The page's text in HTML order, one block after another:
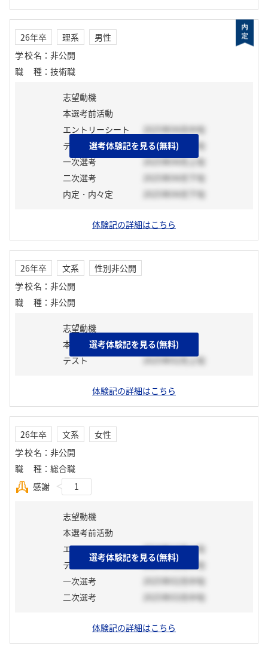
26年卒 理系
男性
学校名 ： 非公開
職種 ： 技術職
志望動機
本選考前活動
エントリーシート
2025年04月中旬
テスト
2025年04月上旬
一次選考
2025年04月上旬
二次選考
2025年04月下旬
内定・内々定
2025年04月下旬
体験記の詳細はこちら
選考体験記を見る(無料)
26年卒 文系
性別非公開
学校名 ： 非公開
職種 ： 非公開
志望動機
本選考前活動
テスト
2025年02月上旬
体験記の詳細はこちら
選考体験記を見る(無料)
26年卒 文系
女性
学校名 ： 非公開
職種 ： 総合職
感謝
1
志望動機
本選考前活動
エントリーシート
2024年12月上旬
テスト
2024年12月中旬
一次選考
2025年02月中旬
二次選考
2025年03月中旬
体験記の詳細はこちら
選考体験記を見る(無料)